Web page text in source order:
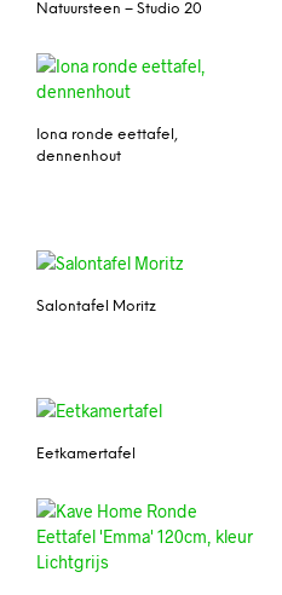
Natuursteen – Studio 20
Iona ronde eettafel,
dennenhout
Salontafel Moritz
Eetkamertafel